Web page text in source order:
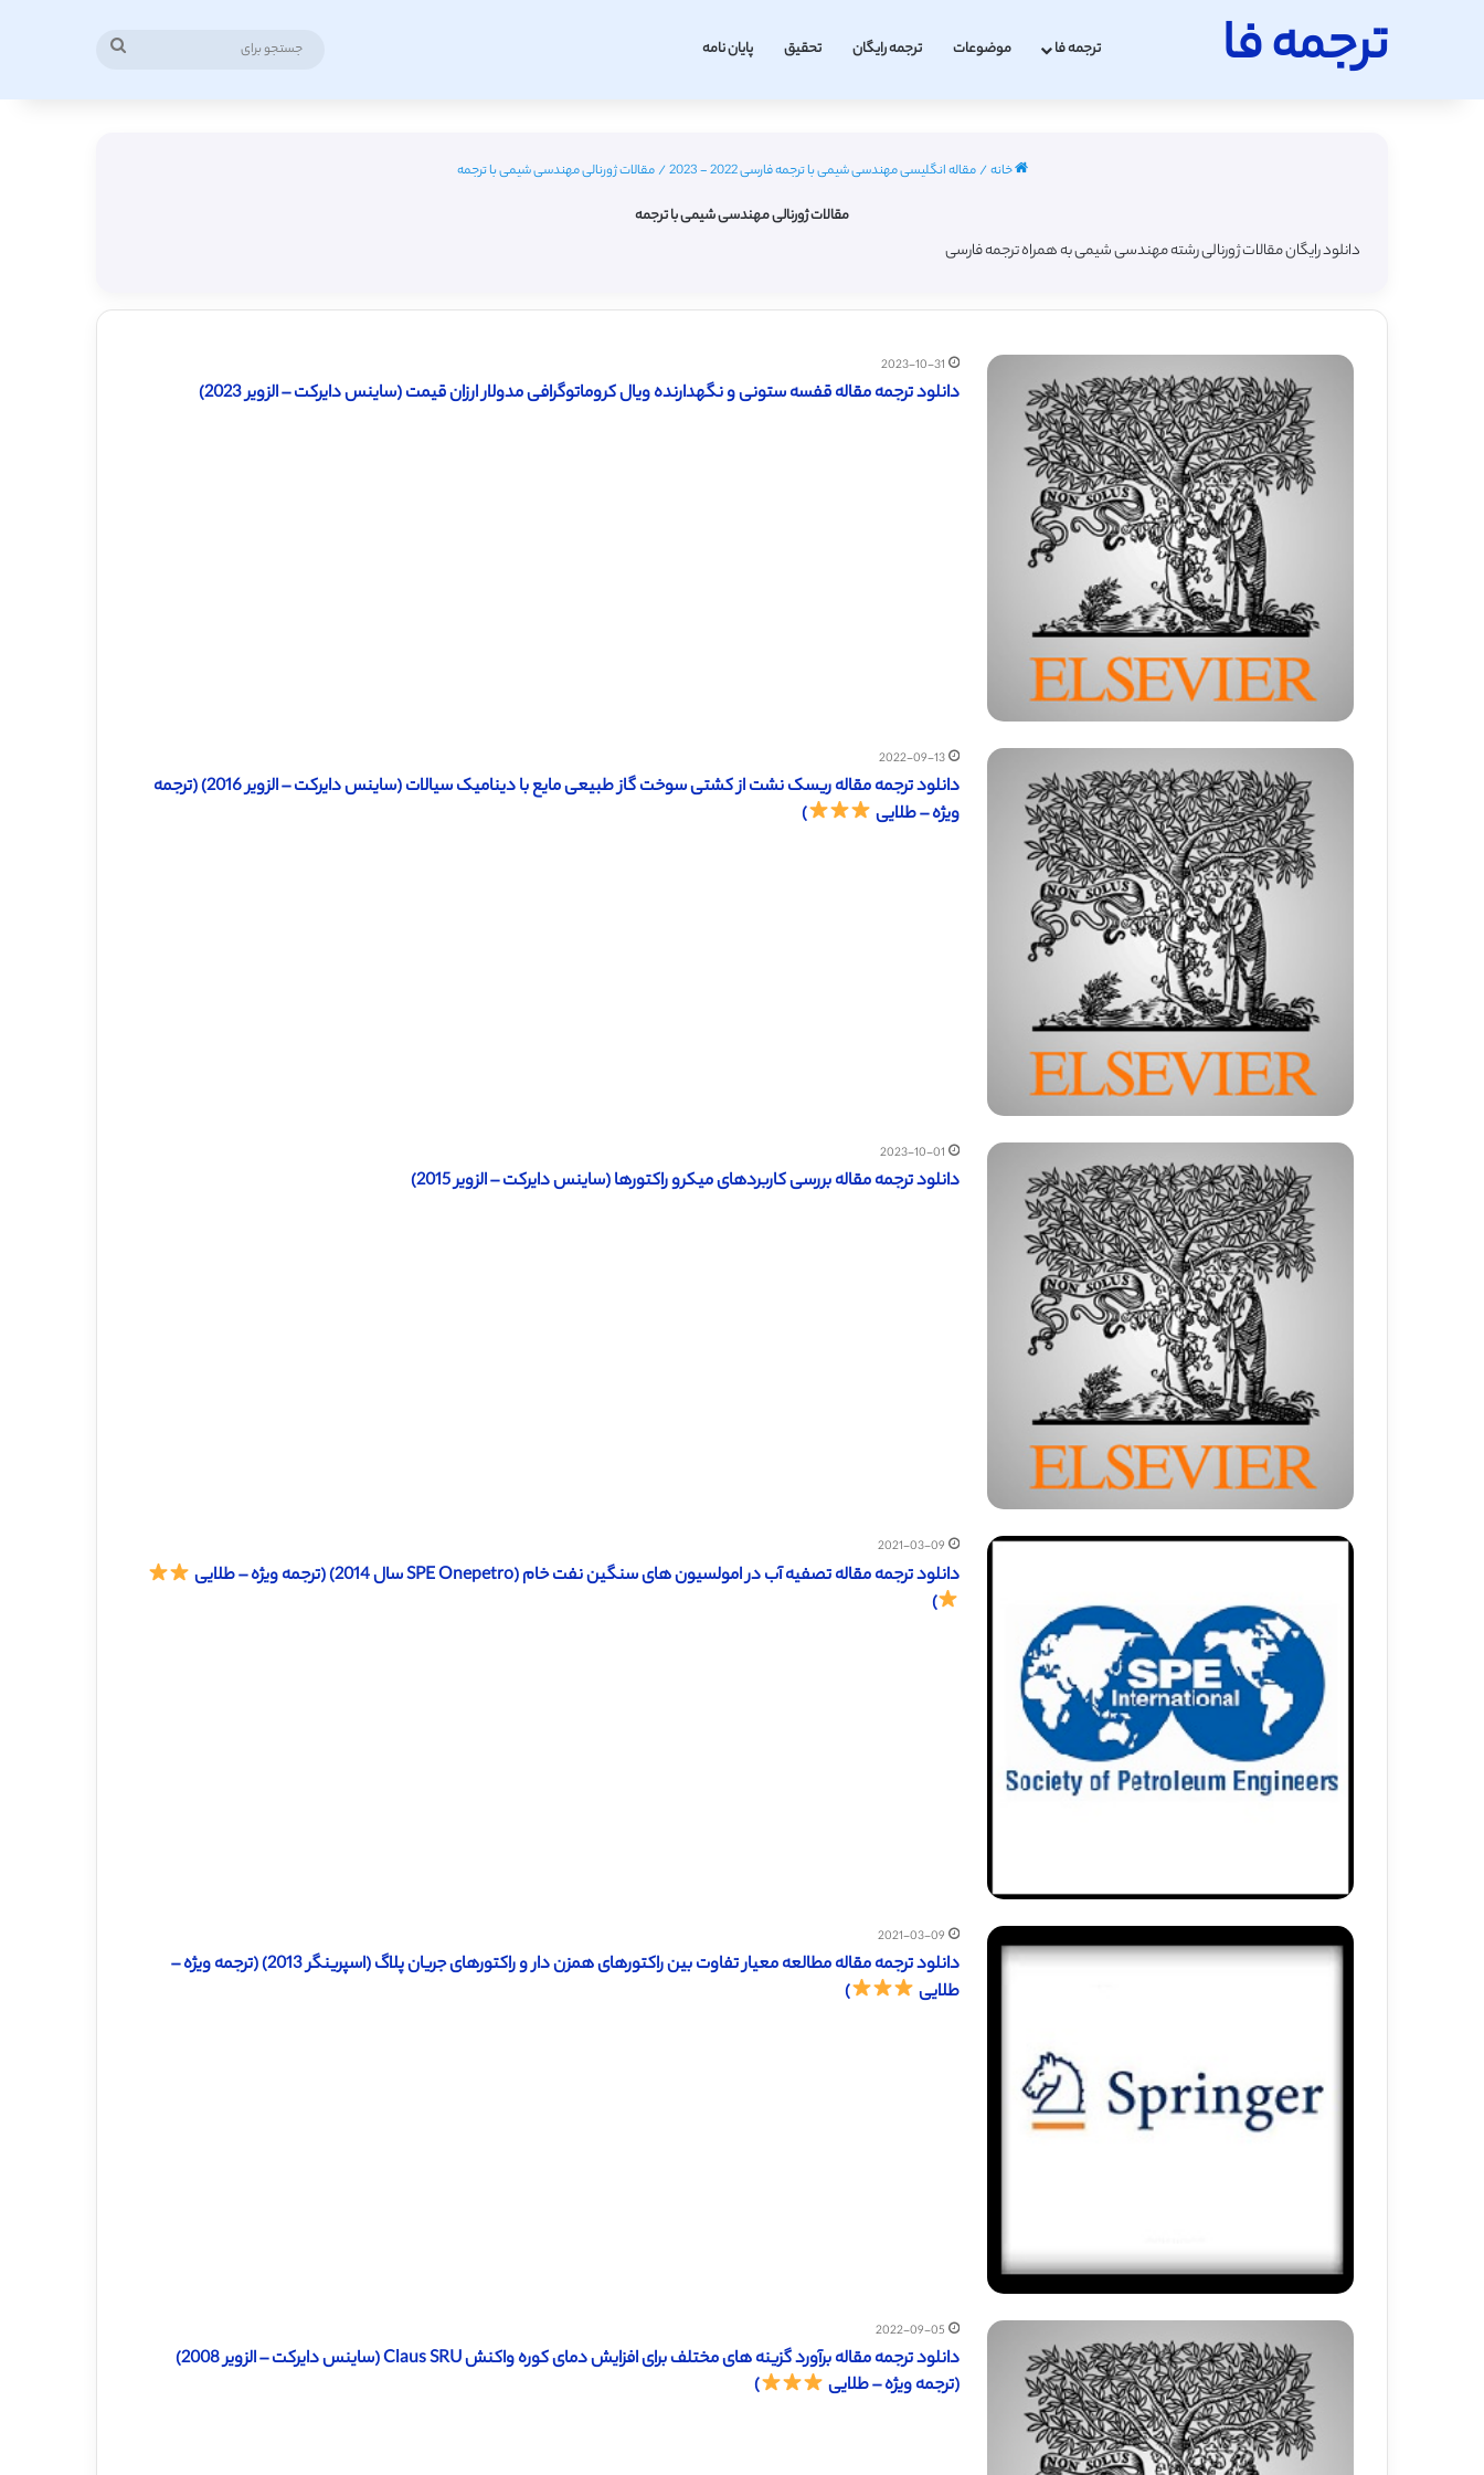
ترجمه فا ترجمه فا موضوعات ترجمه رایگان تحقیق پایان نامه
خانه/مقاله انگلیسی مهندسی شیمی با ترجمه فارسی 2022 - 2023 /مقالات ژورنالی مهندسی شیمی با ترجمه
مقالات ژورنالی مهندسی شیمی با ترجمه
دانلود رایگان مقالات ژورنالی رشته مهندسی شیمی به همراه ترجمه فارسی
2023-10-31
دانلود ترجمه مقاله قفسه ستونی و نگهدارنده ویال کروماتوگرافی مدولار ارزان قیمت (ساینس دایرکت – الزویر 2023)
2022-09-13
دانلود ترجمه مقاله ریسک نشت از کشتی سوخت گاز طبیعی مایع با دینامیک سیالات (ساینس دایرکت – الزویر 2016) (ترجمه
ویژه – طلایی
)
2023-10-01
دانلود ترجمه مقاله بررسی کاربردهای میکرو راکتورها (ساینس دایرکت – الزویر 2015)
2021-03-09
دانلود ترجمه مقاله تصفیه آب در امولسیون های سنگین نفت خام (SPE Onepetro سال 2014) (ترجمه ویژه – طلایی
)
2021-03-09
دانلود ترجمه مقاله مطالعه معیار تفاوت بین راکتورهای همزن دار و راکتورهای جریان پلاگ (اسپرینگر 2013) (ترجمه ویژه –
طلایی
)
2022-09-05
دانلود ترجمه مقاله برآورد گزینه های مختلف برای افزایش دمای کوره واکنش Claus SRU (ساینس دایرکت – الزویر 2008)
(ترجمه ویژه – طلایی
)